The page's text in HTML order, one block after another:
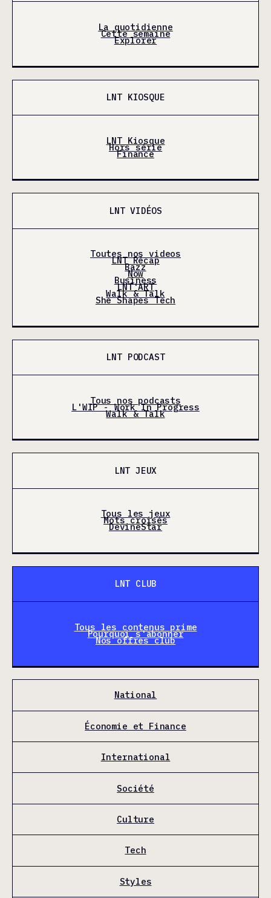
La quotidienne
Cette semaine
Explorer
LNT KIOSQUE
LNT Kiosque
Hors série
Finance
LNT VIDÉOS
Toutes nos videos
LNT Récap
Bazz
Now
Business
LNT'ART
Walk & Talk
She Shapes Tech
LNT PODCAST
Tous nos podcasts
L'WIP - Work In Progress
Walk & Talk
LNT JEUX
Tous les jeux
Mots croisés
DevineStar
LNT CLUB
Tous les contenus prime
Pourquoi s'abonner
Nos offres club
National
Économie et Finance
International
Société
Culture
Tech
Styles